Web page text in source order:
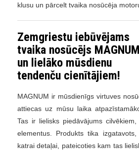
klusu un pārcelt tvaika nosūcēja
Zemgriestu iebūvējams
tvaika nosūcējs
un lielāko mūsdienu
tendenču cienītājiem!
MAGNUM ir mūsdienīgs virtuves
attiecas uz mūsu laika
Tas ir lielisks piedāvājums
elementus. Produkts tika
katrai detaļai, pateicoties kam tas